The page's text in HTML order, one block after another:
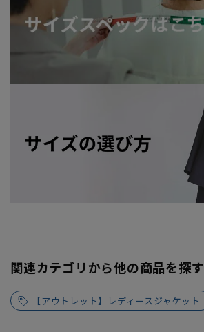
関連カテゴリから他の商品を探す
【アウトレット】レディースジャケット